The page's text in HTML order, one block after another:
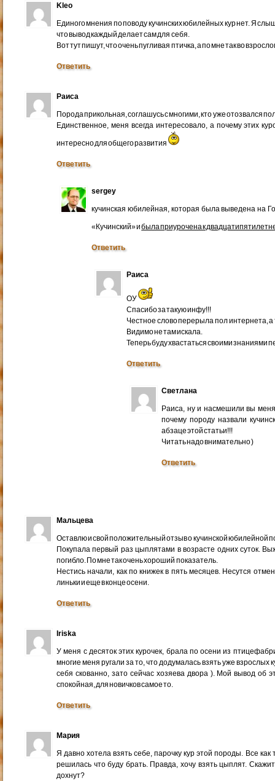
Kleo
Единого мнения по поводу кучинских юбилейных кур нет. Я
что вывод каждый делает сам для себя.
Вот тут пишут, что очень пугливая птичка, а по мне так во
Ответить
Раиса
Порода прикольная, соглашусь с многими, кто уже отозвался
Единственное, меня всегда интересовало, а почему этих
интересно для общего развития
Ответить
sergey
кучинская юбилейная, которая была выведена на
«Кучинский» ибыла приурочена к
Ответить
Раиса
ОУ
Спасибо за такую инфу!!!
Честное слово перерыла пол интернета, а
Видимо не там искала.
Теперь буду хвастаться своими знаниями
Ответить
Светлана
Раиса, ну и насмешили вы
почему породу назвали
абзаце этой статьи!!!
Читать надо внимательно )
Ответить
Мальцева
Оставлю и свой положительный отзыв о кучинской юбилейной
Покупала первый раз цыплятами в возрасте одних суток.
погибло. По мне так очень хороший показатель.
Нестись начали, как по книжек в пять месяцев. Несутся
линьки и еще в конце осени.
Ответить
Iriska
У меня с десяток этих курочек, брала по осени из
многие меня ругали за то, что додумалась взять уже
себя скованно, зато сейчас хозяева двора ). Мой вывод об
спокойная, для новичков самое то.
Ответить
Мария
Я давно хотела взять себе, парочку кур этой породы. Все
решилась что буду брать. Правда, хочу взять цыплят.
дохнут?